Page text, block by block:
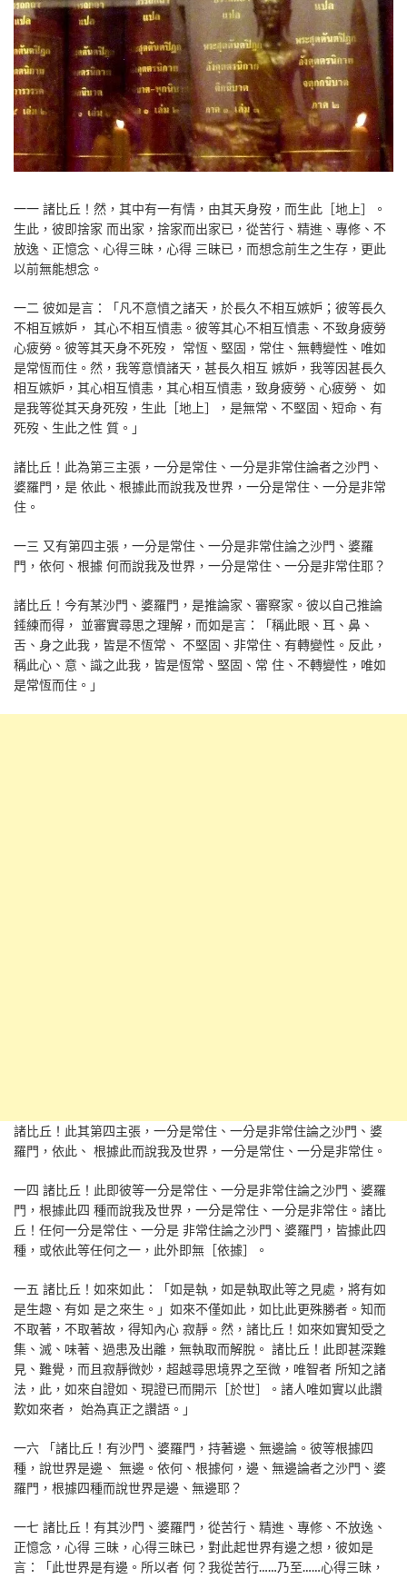
一一 諸比丘！然，其中有一有情，由其天身歿，而生此［地上］。
生此，彼即捨家 而出家，捨家而出家已，從苦行、精進、專修、不
放逸、正憶念、心得三昧，心得 三昧已，而想念前生之生存，更此
以前無能想念。
一二 彼如是言：「凡不意憤之諸天，於長久不相互嫉妒；彼等長久
不相互嫉妒， 其心不相互憤恚。彼等其心不相互憤恚、不致身疲勞
心疲勞。彼等其天身不死歿， 常恆、堅固，常住、無轉變性、唯如
是常恆而住。然，我等意憤諸天，甚長久相互 嫉妒，我等因甚長久
相互嫉妒，其心相互憤恚，其心相互憤恚，致身疲勞、心疲勞、 如
是我等從其天身死歿，生此［地上］，是無常、不堅固、短命、有
死歿、生此之性 質。」
諸比丘！此為第三主張，一分是常住、一分是非常住論者之沙門、
婆羅門，是 依此、根據此而說我及世界，一分是常住、一分是非常
住。
一三 又有第四主張，一分是常住、一分是非常住論之沙門、婆羅
門，依何、根據 何而說我及世界，一分是常住、一分是非常住耶？
諸比丘！今有某沙門、婆羅門，是推論家、審察家。彼以自己推論
錘練而得， 並審實尋思之理解，而如是言：「稱此眼、耳、鼻、
舌、身之此我，皆是不恆常、 不堅固、非常住、有轉變性。反此，
稱此心、意、識之此我，皆是恆常、堅固、常 住、不轉變性，唯如
是常恆而住。」
諸比丘！此其第四主張，一分是常住、一分是非常住論之沙門、婆
羅門，依此、 根據此而說我及世界，一分是常住、一分是非常住。
一四 諸比丘！此即彼等一分是常住、一分是非常住論之沙門、婆羅
門，根據此四 種而說我及世界，一分是常住、一分是非常住。諸比
丘！任何一分是常住、一分是 非常住論之沙門、婆羅門，皆據此四
種，或依此等任何之一，此外即無［依據］。
一五 諸比丘！如來如此：「如是執，如是執取此等之見處，將有如
是生趣、有如 是之來生。」如來不僅如此，如比此更殊勝者。知而
不取著，不取著故，得知內心 寂靜。然，諸比丘！如來如實知受之
集、滅、味著、過患及出離，無執取而解脫。 諸比丘！此即甚深難
見、難覺，而且寂靜微妙，超越尋思境界之至微，唯智者 所知之諸
法，此，如來自證如、現證已而開示［於世］。諸人唯如實以此讚
歎如來者， 始為真正之讚語。」
一六 「諸比丘！有沙門、婆羅門，持著邊、無邊論。彼等根據四
種，說世界是邊、 無邊。依何、根據何，邊、無邊論者之沙門、婆
羅門，根據四種而說世界是邊、無邊耶？
一七 諸比丘！有其沙門、婆羅門，從苦行、精進、專修、不放逸、
正憶念，心得 三昧，心得三昧已，對此起世界有邊之想，彼如是
言：「此世界是有邊。所以者 何？我從苦行……乃至……心得三昧，